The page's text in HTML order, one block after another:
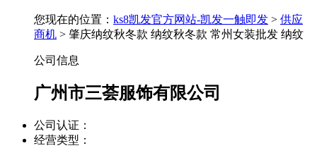
您现在的位置： ks8凯发官方网站-凯发一触即发 > 供应
商机 > 肇庆纳纹秋冬款 纳纹秋冬款 常州女装批发 纳纹
公司信息
广州市三荟服饰有限公司
公司认证：
经营类型：